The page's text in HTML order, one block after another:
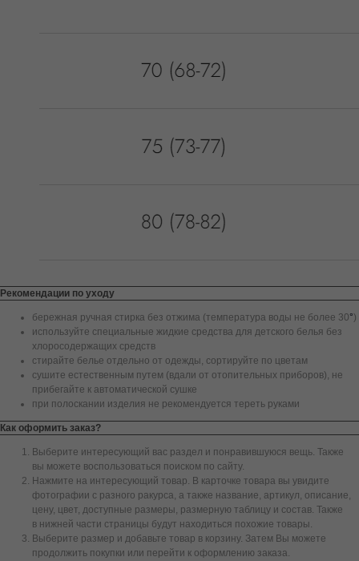
Рекомендации по уходу
бережная ручная стирка без отжима (температура воды не более 30°)
используйте специальные жидкие средства для детского белья без
хлоросодержащих средств
стирайте белье отдельно от одежды, сортируйте по цветам
сушите естественным путем (вдали от отопительных приборов), не
прибегайте к автоматической сушке
при полоскании изделия не рекомендуется тереть руками
Как оформить заказ?
Выберите интересующий вас раздел и понравившуюся вещь. Также
вы можете воспользоваться поиском по сайту.
Нажмите на интересующий товар. В карточке товара вы увидите
фотографии с разного ракурса, а также название, артикул, описание,
цену, цвет, доступные размеры, размерную таблицу и состав. Также
в нижней части страницы будут находиться похожие товары.
Выберите размер и добавьте товар в корзину. Затем Вы можете
продолжить покупки или перейти к оформлению заказа.